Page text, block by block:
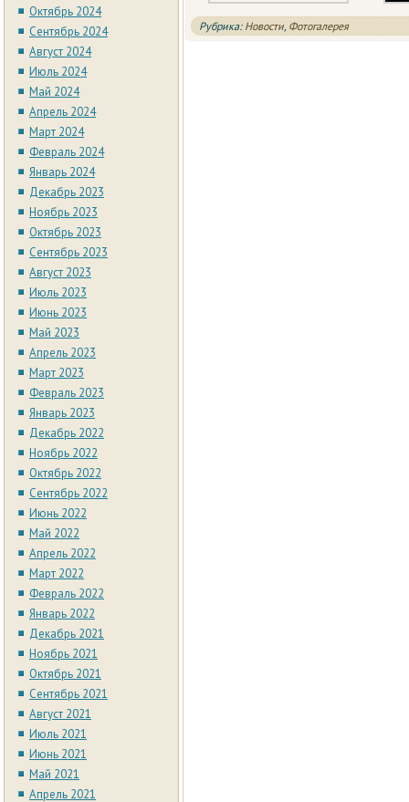
Октябрь 2024
Сентябрь 2024
Август 2024
Июль 2024
Май 2024
Апрель 2024
Март 2024
Февраль 2024
Январь 2024
Декабрь 2023
Ноябрь 2023
Октябрь 2023
Сентябрь 2023
Август 2023
Июль 2023
Июнь 2023
Май 2023
Апрель 2023
Март 2023
Февраль 2023
Январь 2023
Декабрь 2022
Ноябрь 2022
Октябрь 2022
Сентябрь 2022
Июнь 2022
Май 2022
Апрель 2022
Март 2022
Февраль 2022
Январь 2022
Декабрь 2021
Ноябрь 2021
Октябрь 2021
Сентябрь 2021
Август 2021
Июль 2021
Июнь 2021
Май 2021
Апрель 2021
Рубрика: Новости, Фотогалерея